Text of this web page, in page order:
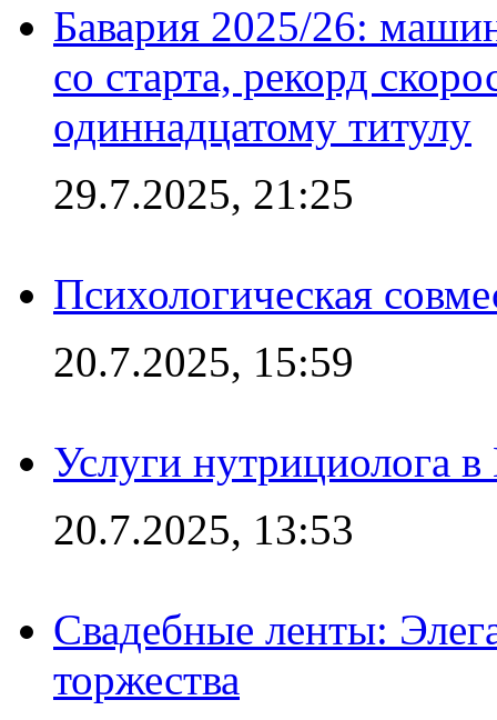
Бавария 2025/26:
со старта, рекорд
одиннадцатому титулу
29.7.2025, 21:25
Психологическая
20.7.2025, 15:59
Услуги нутрициолога
20.7.2025, 13:53
Свадебные ленты:
торжества